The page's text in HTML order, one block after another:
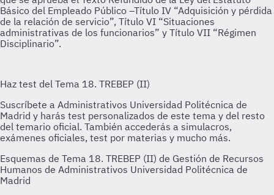
Esquemas de Tema 18. TREBEP (II) de Gestión de Recursos
Humanos de Administrativos Universidad Politécnica de
Madrid